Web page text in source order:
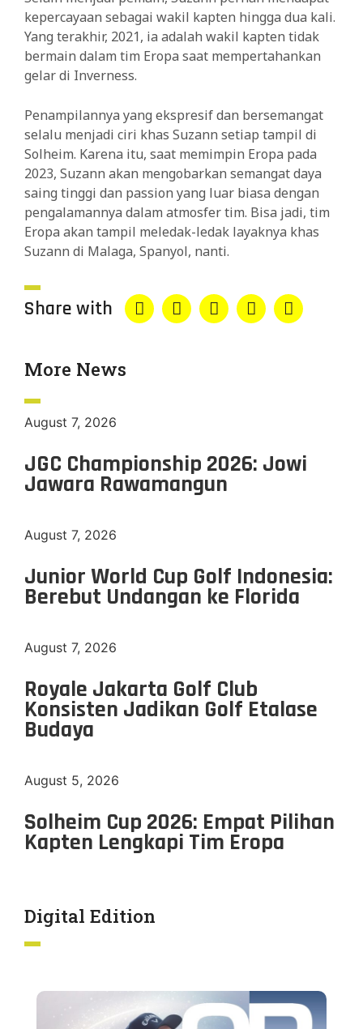
kepercayaan sebagai wakil kapten hingga dua kali.
Yang terakhir, 2021, ia adalah wakil kapten tidak
bermain dalam tim Eropa saat mempertahankan
gelar di Inverness.
Penampilannya yang ekspresif dan bersemangat
selalu menjadi ciri khas Suzann setiap tampil di
Solheim. Karena itu, saat memimpin Eropa pada
2023, Suzann akan mengobarkan semangat daya
saing tinggi dan passion yang luar biasa dengan
pengalamannya dalam atmosfer tim. Bisa jadi, tim
Eropa akan tampil meledak-ledak layaknya khas
Suzann di Malaga, Spanyol, nanti.
Share with
More News
August 7, 2026
JGC Championship 2026: Jowi
Jawara Rawamangun
August 7, 2026
Junior World Cup Golf Indonesia:
Berebut Undangan ke Florida
August 7, 2026
Royale Jakarta Golf Club
Konsisten Jadikan Golf Etalase
Budaya
August 5, 2026
Solheim Cup 2026: Empat Pilihan
Kapten Lengkapi Tim Eropa
Digital Edition